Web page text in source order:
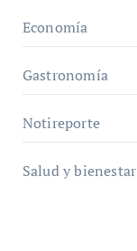
Economía
Gastronomía
Notireporte
Salud y bienestar